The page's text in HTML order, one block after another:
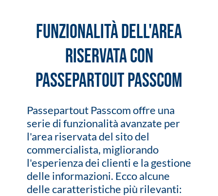
Funzionalità dell'Area
Riservata con
Passepartout Passcom
Passepartout Passcom offre una
serie di funzionalità avanzate per
l'area riservata del sito del
commercialista, migliorando
l'esperienza dei clienti e la gestione
delle informazioni. Ecco alcune
delle caratteristiche più rilevanti: